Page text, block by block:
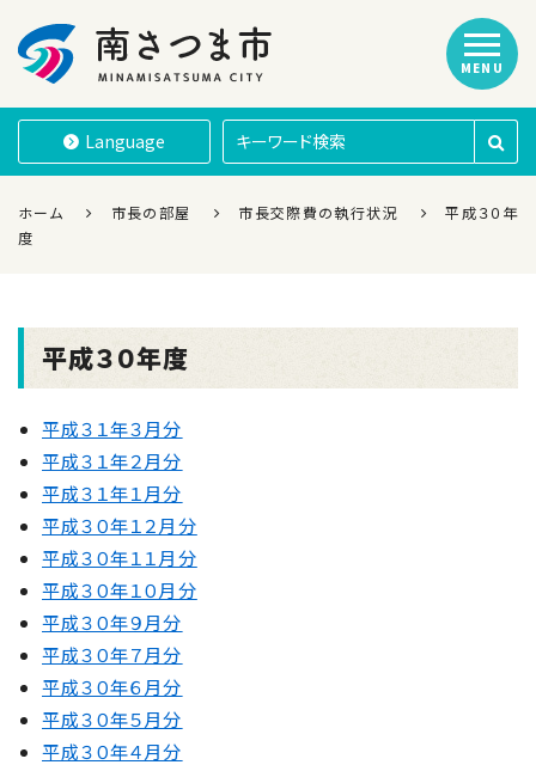
南さつま市
Language
MENU
ホーム 市長の部屋 市長交際費の執行状況
平成３０年
度
平成３０年度
平成３１年３月分
平成３１年２月分
平成３１年１月分
平成３０年１２月分
平成３０年１１月分
平成３０年１０月分
平成３０年９月分
平成３０年７月分
平成３０年６月分
平成３０年５月分
平成３０年４月分